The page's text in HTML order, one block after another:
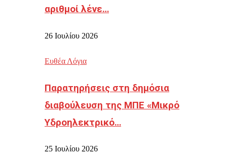
αριθμοί λένε…
26 Ιουλίου 2026
Ευθέα Λόγια
Παρατηρήσεις στη δημόσια
διαβούλευση της ΜΠΕ «Μικρό
Υδροηλεκτρικό…
25 Ιουλίου 2026